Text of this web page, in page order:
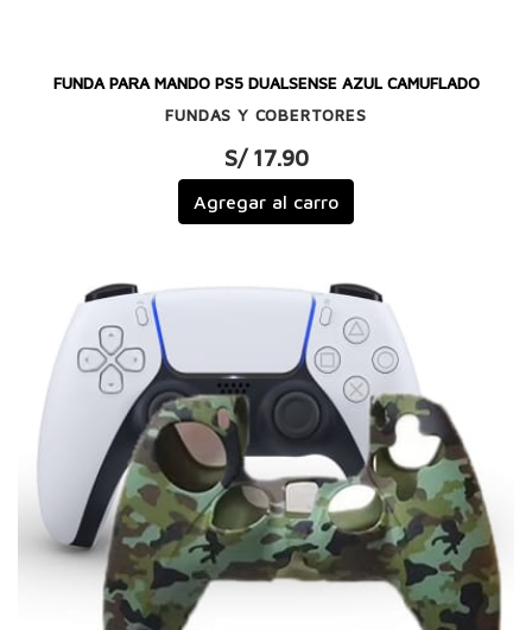
FUNDA PARA MANDO PS5 DUALSENSE AZUL CAMUFLADO
FUNDAS Y COBERTORES
S/ 17.90
Agregar al carro